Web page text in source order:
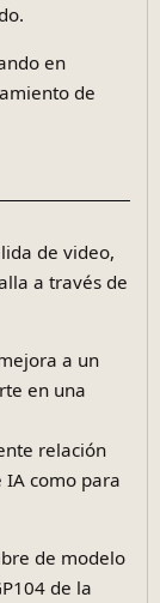
en
de
de video,
a través de
a un
en una
relación
como para
de modelo
de la